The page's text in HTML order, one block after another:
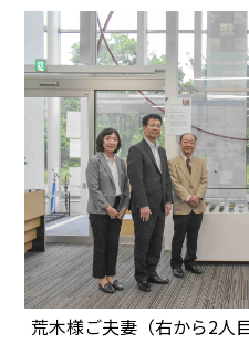
荒木様ご夫妻（右から2人